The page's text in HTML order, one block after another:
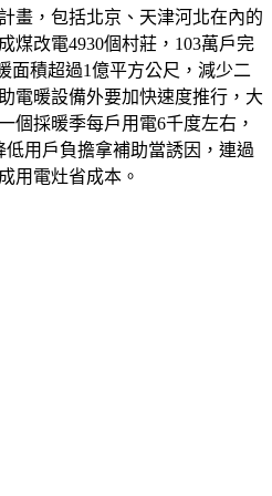
畫，包括北京、天津河北在內的
煤改電4930個村莊，103萬戶完
面積超過1億平方公尺，減少二
電暖設備外要加快速度推行，大
個採暖季每戶用電6千度左右，
用戶負擔拿補助當誘因，連過
用電灶省成本。